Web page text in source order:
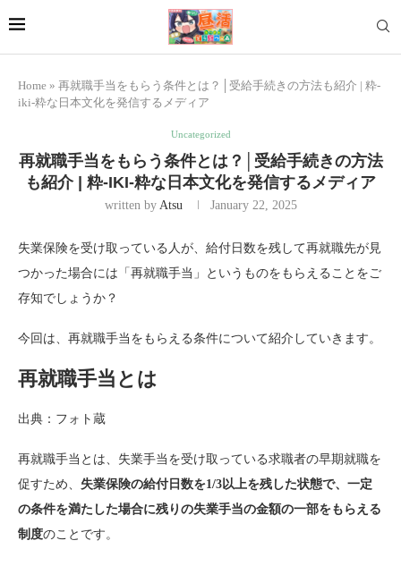
Home » 再就職手当をもらう条件とは？│受給手続きの方法も紹介 | 粋-
iki-粋な日本文化を発信するメディア
Uncategorized
再就職手当をもらう条件とは？│受給手続きの方法
も紹介 | 粋-IKI-粋な日本文化を発信するメディア
written by Atsu January 22, 2025
失業保険を受け取っている人が、給付日数を残して再就職先が見
つかった場合には「再就職手当」というものをもらえることをご
存知でしょうか？
今回は、再就職手当をもらえる条件について紹介していきます。
再就職手当とは
出典：フォト蔵
再就職手当とは、失業手当を受け取っている求職者の早期就職を
促すため、 失業保険の給付日数を1/3以上を残した状態で、一定
の条件を満たした場合に残りの失業手当の金額の一部をもらえる
制度のことです。